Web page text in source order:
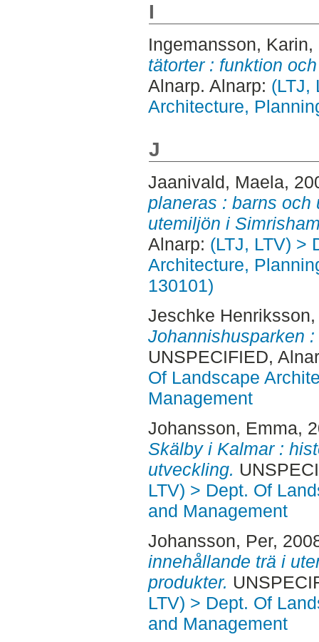
I
Ingemansson, Karin,
tätorter : funktion
Alnarp. Alnarp: (LTJ,
Architecture,
J
Jaanivald, Maela,
planeras : barns och
utemiljön i
Alnarp: (LTJ, LTV) >
Architecture,
130101)
Jeschke
Johannishusparken
UNSPECIFIED,
Of Landscape
Management
Johansson, Emma,
Skälby i Kalmar :
utveckling.
LTV) > Dept. Of
and Management
Johansson, Per,
innehållande trä i
produkter.
LTV) > Dept. Of
and Management